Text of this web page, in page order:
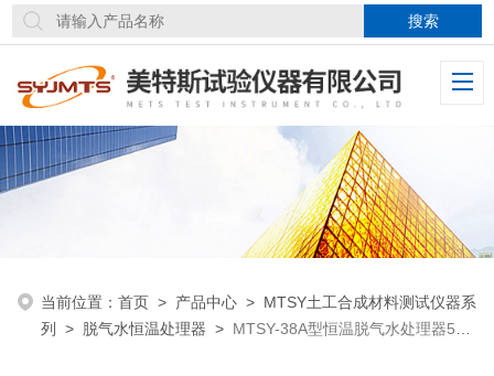
当前位置：首页 > 产品中心 > MTSY土工合成材料测试仪器系
列
> 脱气水恒温处理器 > MTSY-38A型恒温脱气水处理器50L